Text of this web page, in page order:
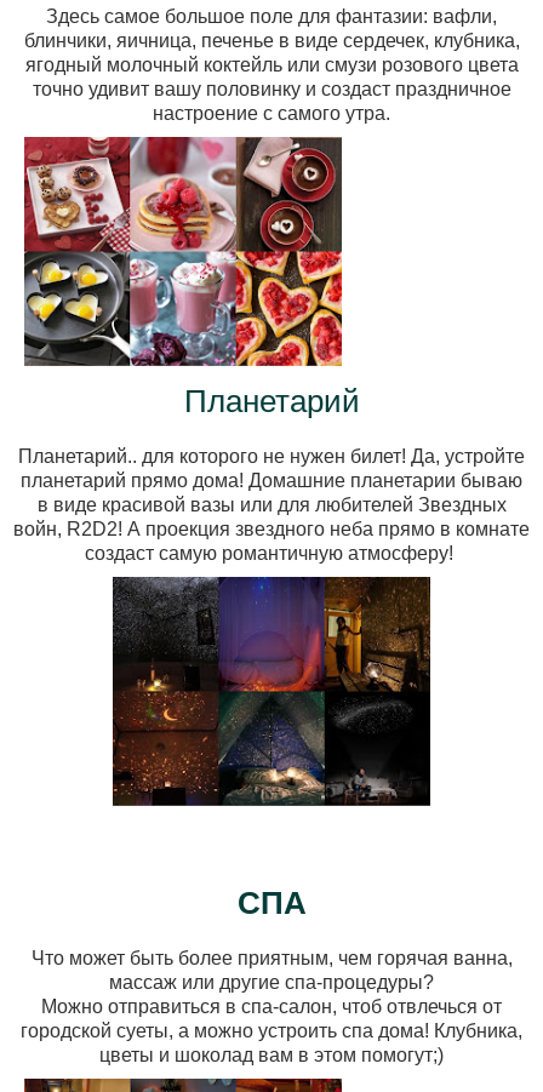
Здесь самое большое поле для фантазии: вафли,
блинчики, яичница, печенье в виде сердечек, клубника,
ягодный молочный коктейль или смузи розового цвета
точно удивит вашу половинку и создаст праздничное
настроение с самого утра.
Планетарий
Планетарий.. для которого не нужен билет! Да, устройте
планетарий прямо дома! Домашние планетарии бываю
в виде красивой вазы или для любителей Звездных
войн, R2D2! А проекция звездного неба прямо в комнате
создаст самую романтичную атмосферу!
СПА
Что может быть более приятным, чем горячая ванна,
массаж или другие спа-процедуры?
Можно отправиться в спа-салон, чтоб отвлечься от
городской суеты, а можно устроить спа дома! Клубника,
цветы и шоколад вам в этом помогут;)